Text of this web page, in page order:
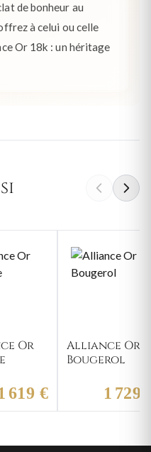
de bonheur au
à celui ou celle
Or 18k : un héritage
Or
619 €
Alliance Or
Bougerol
1 729